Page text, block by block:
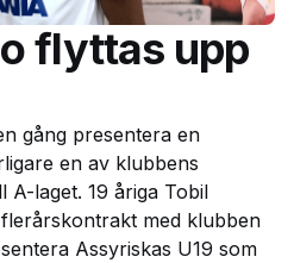
flyttas upp
gång presentera en
en av klubbens
A-laget. 19 åriga Tobil
med klubben
Assyriskas U19 som